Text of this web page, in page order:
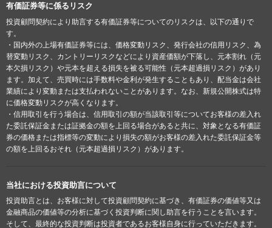
有価証券等に係るリスク
投資顧問契約により助言する有価証券等についてのリスクは、以下の通りで
す。
・国内外の上場有価証券等には、価格変動リスク、発行会社の信用リスク、為
替変動リスク、カントリーリスクなどにより資産価額が下落し、元本割れ（元
本欠損リスク）や元本を超える損失を被る可能性（元本超過損リスク）があり
ます。加えて、売買時には手数料や金利が発生することもあり、配当金は会社
業績により変動または支払われないことがあります。なお、新規公開株式は特
に価格変動リスクが高くなります。
・信用取引を行う場合は、信用取引の額が当該取引等についてお客様の差入れ
た委託保証金または証拠金の額を上回る場合があると共に、対象となる有価証
券の価格または指標等の変動により損失の額がお客様の差入れた委託保証金等
の額を上回るおそれ（元本超過損リスク）があります。
当社における投資助言について
投資助言とは、お客様に対して投資顧問契約に基づき、有価証券の価値等又は
金融商品の価値等の分析に基づく投資判断に関し助言を行うことを言います。
そして、最終的な投資判断は投資者であるお客様自身に行っていただきます。